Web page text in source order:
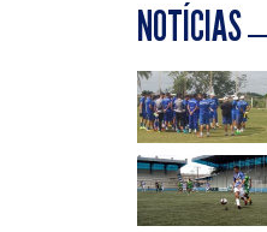
NOTÍCIAS